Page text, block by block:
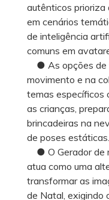
autênticos prioriza
em cenários
de inteligência
comuns em
● As opções de
movimento e na
temas específicos
as crianças,
brincadeiras na
de poses estáticas.
● O Gerador de
atua como uma
transformar as
de Natal, exigindo